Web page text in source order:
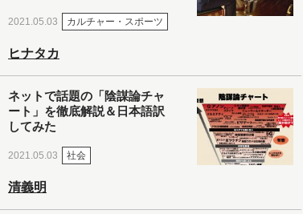
2021.05.03 カルチャー・スポーツ
ヒナタカ
ネットで話題の「陰謀論チャ
ート」を徹底解説＆日本語訳
してみた
2021.05.03 社会
清義明